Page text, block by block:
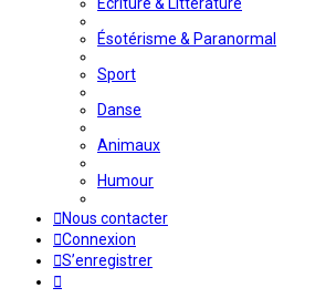
Ésotérisme & Paranormal
Sport
Danse
Animaux
Humour
Nous contacter
Connexion
S’enregistrer